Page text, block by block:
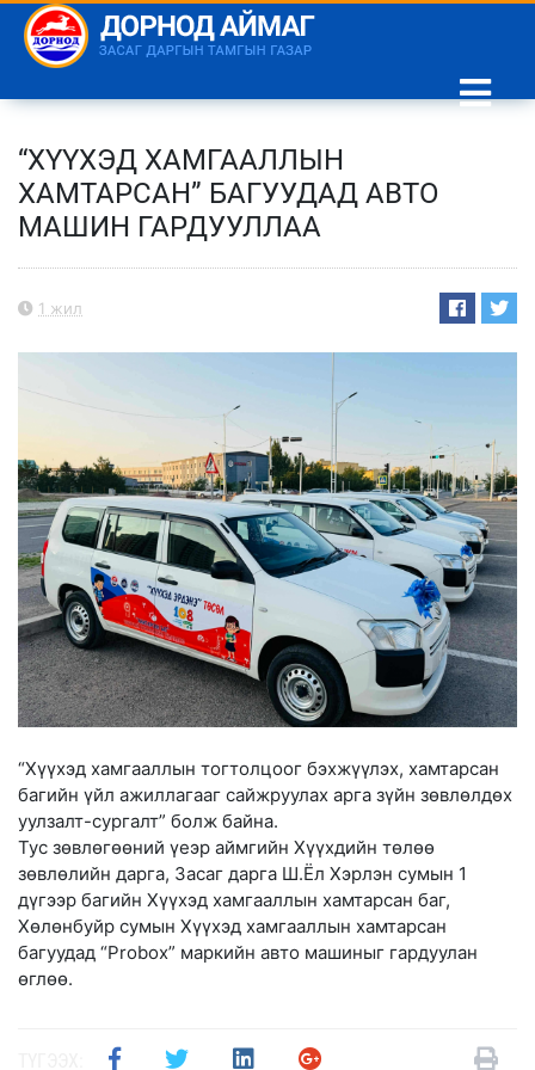
“ХҮҮХЭД ХАМГААЛЛЫН
ХАМТАРСАН” БАГУУДАД АВТО
МАШИН ГАРДУУЛЛАА
1 жил
“Хүүхэд хамгааллын тогтолцоог бэхжүүлэх, хамтарсан
багийн үйл ажиллагааг сайжруулах арга зүйн зөвлөлдөх
уулзалт-сургалт” болж байна.
Тус зөвлөгөөний үеэр аймгийн Хүүхдийн төлөө
зөвлөлийн дарга, Засаг дарга Ш.Ёл Хэрлэн сумын 1
дүгээр багийн Хүүхэд хамгааллын хамтарсан баг,
Хөлөнбуйр сумын Хүүхэд хамгааллын хамтарсан
багуудад “Probox” маркийн авто машиныг гардуулан
өглөө.